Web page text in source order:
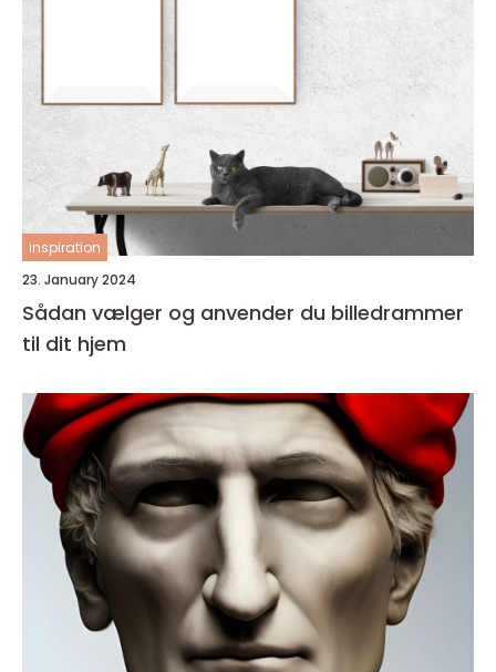
inspiration
23. January 2024
Sådan vælger og anvender du billedrammer
til dit hjem